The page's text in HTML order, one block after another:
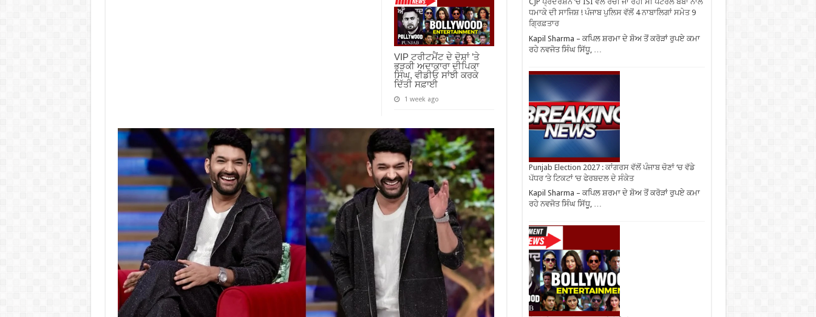
VIP ਟਰੀਟਮੈਂਟ ਦੇ ਦੋਸ਼ਾਂ ’ਤੇ
ਭੜਕੀ ਅਦਾਕਾਰਾ ਦੀਪਿਕਾ
ਸਿੰਘ, ਵੀਡੀਓ ਸਾਂਝੀ ਕਰਕੇ
ਦਿੱਤੀ ਸਫ਼ਾਈ
1 week ago
ਧਮਾਕੇ ਦੀ ਸਾਜਿਸ਼ ! ਪੰਜਾਬ ਪੁਲਿਸ ਵੱਲੋਂ 4 ਨਾਬਾਲਿਗਾਂ ਸਮੇਤ 9
ਗ੍ਰਿਫ਼ਤਾਰ
Kapil Sharma – ਕਪਿਲ ਸ਼ਰਮਾ ਦੇ ਸ਼ੋਅ ਤੋਂ ਕਰੋੜਾਂ ਰੁਪਏ ਕਮਾ
ਰਹੇ ਨਵਜੋਤ ਸਿੰਘ ਸਿੱਧੂ, …
Punjab Election 2027 : ਕਾਂਗਰਸ ਵੱਲੋਂ ਪੰਜਾਬ ਚੋਣਾਂ ‘ਚ ਵੱਡੇ
ਪੱਧਰ ‘ਤੇ ਟਿਕਟਾਂ ‘ਚ ਫੇਰਬਦਲ ਦੇ ਸੰਕੇਤ
Kapil Sharma – ਕਪਿਲ ਸ਼ਰਮਾ ਦੇ ਸ਼ੋਅ ਤੋਂ ਕਰੋੜਾਂ ਰੁਪਏ ਕਮਾ
ਰਹੇ ਨਵਜੋਤ ਸਿੰਘ ਸਿੱਧੂ, …